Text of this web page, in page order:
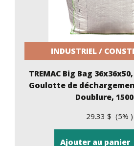
INDUSTRIEL /
TREMAC Big Bag
Goulotte de
Doublure,
29.33 $ (5% )
Ajouter au panier